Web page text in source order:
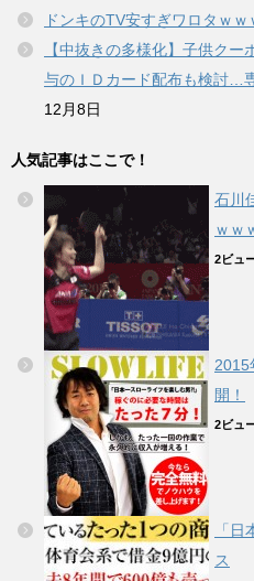
ドンキのTV安すぎワロタｗｗ
【中抜きの多様化】子供ク
与のＩＤカード配布も検討…
12月8日
人気記事はここで！
石川
ｗｗ
2ビュ
2015
開！
2ビュ
「
ス